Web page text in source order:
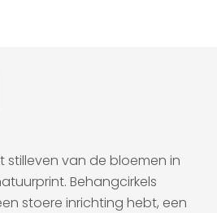
stilleven van de bloemen in
Behangcirkels
stoere inrichting hebt, een